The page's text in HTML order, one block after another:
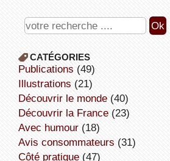
CATÉGORIES
publications (49)
illustrations (21)
découvrir le monde(40)
découvrir la France(23)
avec humour(18)
avis consommateurs (31)
côté pratique(47)